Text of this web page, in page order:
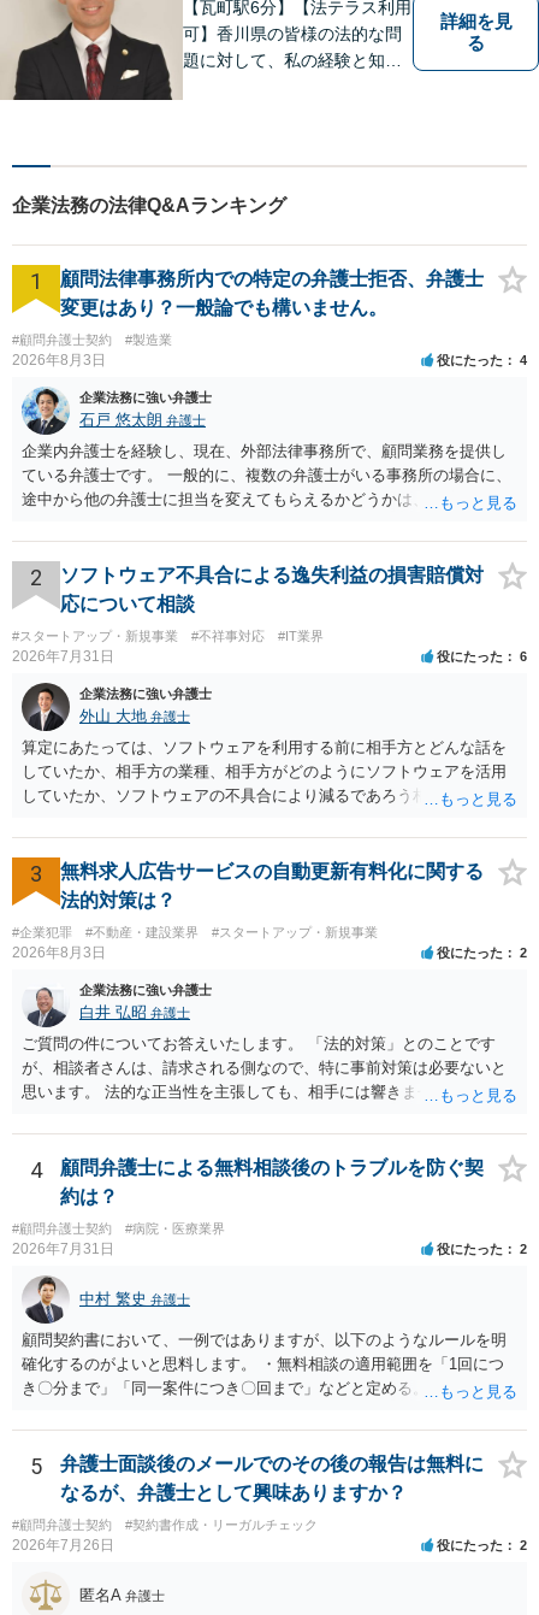
【瓦町駅6分】【法テラス利用
可】香川県の皆様の法的な問
題に対して、私の経験と知識
い。少しでもお役に立てるよ
う全力でサポートいたしま
す。
詳細を見
る
企業法務の法律Q&Aランキング
1
顧問法律事務所内での特定の弁護士拒否、弁護士
変更はあり？一般論でも構いません。
#顧問弁護士契約 #製造業
2026年8月3日 役にたった 4
企業法務に強い弁護士
石戸 悠太朗 弁護士
企業内弁護士を経験し、現在、外部法律事務所で、顧問業務を提供し
ている弁護士です。 一般的に、複数の弁護士がいる事務所の場合に、
途中から他の弁護士に担当を変えてもらえるかどうかは、当該事務所
が不満を抱いている弁護士を担当にすることは望ましくないため、別
の弁護士に変更するのが通常でしょう。それでも、担当弁護士を変え
てくれない場合は、他の弁護士の担当案件が一般で担当を変えられな
いなどの事情があるかと思います。 担当弁護士が変わらず、仕事内容
も改善されない場合には、決済権限を持つ上司に相談し、顧問契約自
体を見直すのが一番かと思います。
2
ソフトウェア不具合による逸失利益の損害賠償対
応について相談
#スタートアップ・新規事業 #不祥事対応 #IT業界
2026年7月31日 役にたった 6
企業法務に強い弁護士
外山 大地 弁護士
算定にあたっては、ソフトウェアを利用する前に相手方とどんな話を
していたか、相手方の業種、相手方がどのようにソフトウェアを活用
していたか、ソフトウェアの不具合により減るであろう相手方の将来
ます。 すでに王先生からも回答されている通り、最寄りの弁護士に相
談されることをお勧めします。
3
無料求人広告サービスの自動更新有料化に関する
法的対策は？
#企業犯罪 #不動産・建設業界 #スタートアップ・新規事業
2026年8月3日 役にたった 2
企業法務に強い弁護士
白井 弘昭 弁護士
ご質問の件についてお答えいたします。 「法的対策」とのことです
が、相談者さんは、請求される側なので、特に事前対策は必要ないと
思います。 法的な正当性を主張しても、相手には響きません。そもそ
的手段として裁判（おそらく少額訴訟）をするかどうかの問題ですの
で、訴訟を提起してきたら粛々と対応することになります。 少額訴訟
は、１人（１社）年間１０回までしかできないので、こちらが毅然と
支払いを拒否すれば、少額訴訟を提起する可能性は、低いものと思わ
れます。 ただ、裁判を東京などの遠隔地で起こされますと、対応する
だけで費用がかかりますので、難しいところです。 当事者での対応で
すと、押し負けて支払うかもと考えますので、弁護士に依頼するなど
して対応をすれば、より裁判をしてくる可能性は減りますが、当然費
用がかかります。 毅然と拒否して後は裁判するならしてくださいの対
応、弁護士に依頼して同様の対応、裁判してきたら、従業員にて粛々
と対応のどれかを選択することになります。 以上、ご参考まで。
4
顧問弁護士による無料相談後のトラブルを防ぐ契
約は？
#顧問弁護士契約 #病院・医療業界
2026年7月31日 役にたった 2
中村 繁史 弁護士
顧問契約書において、一例ではありますが、以下のようなルールを明
確化するのがよいと思料します。 ・無料相談の適用範囲を「1回につ
き〇分まで」「同一案件につき〇回まで」などと定める。 ・無料相談
ず、継続して対応する場合は「個別受任（有料契約）」が必要であ
る。 ・無料相談から個別の事件処理へ移行する場合は、弁護士と従業
員との間で必ず個別の委任契約書を締結し、着手金や報酬等の費用体
系を事前に明示する手続を義務付ける。 相談料が無料であっても、法
律相談という法的サービスを提供する以上、弁護士は善良な管理者の
注意をもって対応する義務（善管注意義務）を負うものと思料しま
す。したがって、著しく不誠実な対応、放置、あるいは誤った不当な
回答を繰り返したような場合には、弁護士法上の誠実義務違反や品位
5
弁護士面談後のメールでのその後の報告は無料に
なるが、弁護士として興味ありますか？
#顧問弁護士契約 #契約書作成・リーガルチェック
2026年7月26日 役にたった 2
匿名A 弁護士